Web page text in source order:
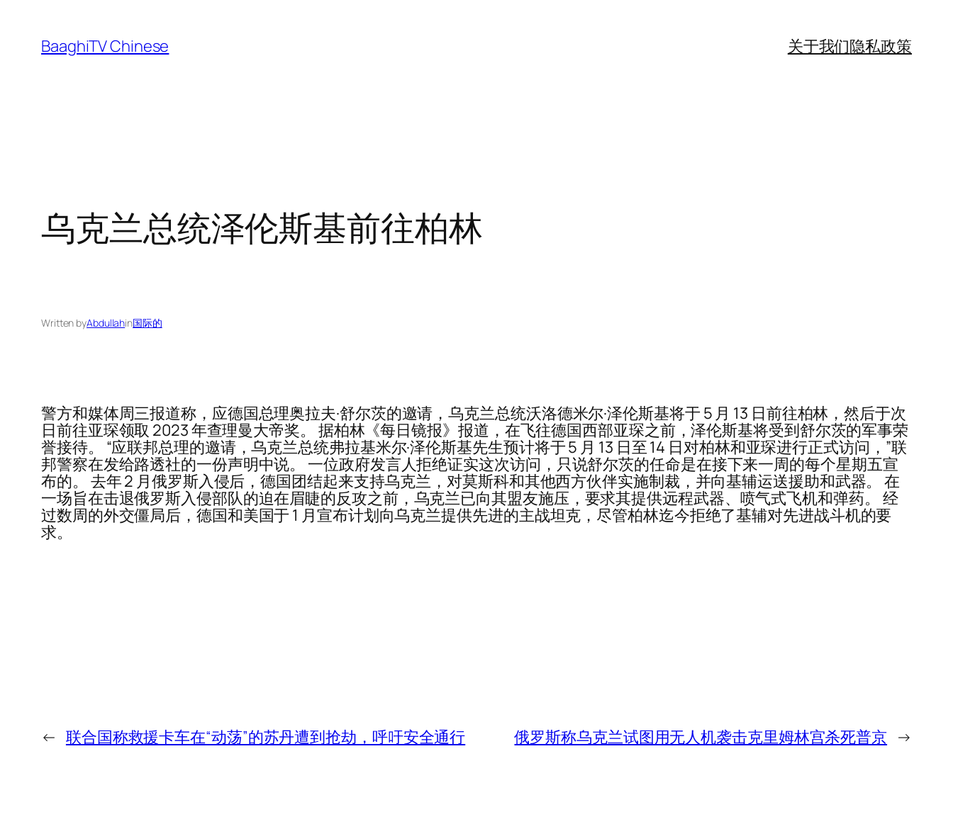
content
BaaghiTV Chinese 关于我们隐私政策
乌克兰总统泽伦斯基前往柏林
Written byAbdullahin国际的
警方和媒体周三报道称，应德国总理奥拉夫·舒尔茨的邀请，乌克兰总统沃洛德米尔·泽伦斯基将于 5 月 13 日前往柏林，然后于次
日前往亚琛领取 2023 年查理曼大帝奖。 据柏林《每日镜报》报道，在飞往德国西部亚琛之前，泽伦斯基将受到舒尔茨的军事荣
誉接待。 “应联邦总理的邀请，乌克兰总统弗拉基米尔·泽伦斯基先生预计将于 5 月 13 日至 14 日对柏林和亚琛进行正式访问，”联
邦警察在发给路透社的一份声明中说。 一位政府发言人拒绝证实这次访问，只说舒尔茨的任命是在接下来一周的每个星期五宣
布的。 去年 2 月俄罗斯入侵后，德国团结起来支持乌克兰，对莫斯科和其他西方伙伴实施制裁，并向基辅运送援助和武器。 在
一场旨在击退俄罗斯入侵部队的迫在眉睫的反攻之前，乌克兰已向其盟友施压，要求其提供远程武器、喷气式飞机和弹药。 经
过数周的外交僵局后，德国和美国于 1 月宣布计划向乌克兰提供先进的主战坦克，尽管柏林迄今拒绝了基辅对先进战斗机的要
求。
← 联合国称救援卡车在“动荡”的苏丹遭到抢劫，呼吁安全通行 俄罗斯称乌克兰试图用无人机袭击克里姆林宫杀死普京 →